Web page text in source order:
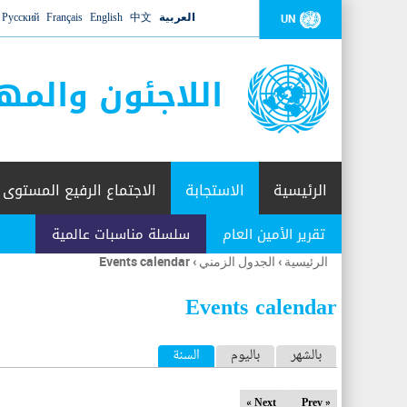
UN العربية 中文
English
Français
Русский
اللاجئون
الرئيسية الاستجابة
تقرير الأمين العام سلسلة مناسبات عالمية
الاجتماع الرفيع المستوى
أنت
هنا
الرئيسية › الجدول الزمني ›
Events calendar
Events calendar
ا
ل
بالشهر باليوم السنة (علامة التبويب النشطة)